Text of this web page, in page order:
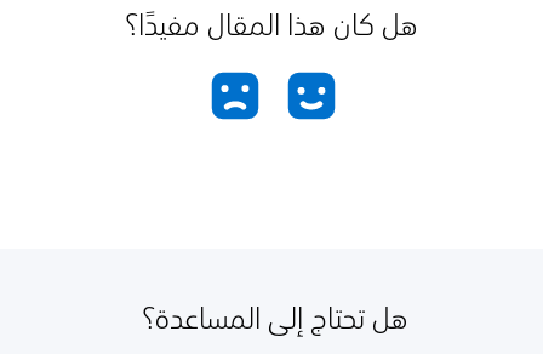
هل كان هذا المقال مفيدًا؟
هل تحتاج إلى المساعدة؟